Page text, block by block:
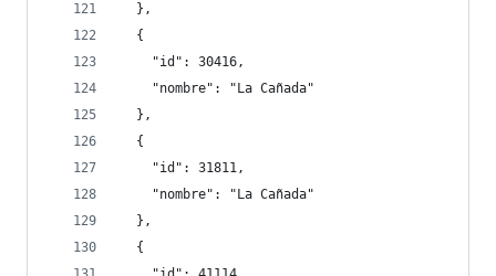
  },
  {
    "id": 30416,
    "nombre": "La Cañada"
  },
  {
    "id": 31811,
    "nombre": "La Cañada"
  },
  {